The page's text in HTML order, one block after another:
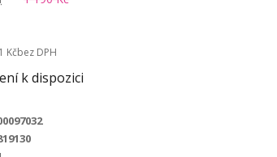
Kčbez DPH
k dispozici